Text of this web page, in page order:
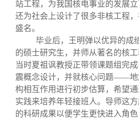
站工程，为我国核电事业的发展
还为社会上设计了很多非核工程
盛名。
毕业后，王明弹以优异的成
的硕士研究生，并师从著名的核工
当时夏祖讽教授正带领课题组完
震概念设计，并就核心问题——地
构相互作用进行初步估算，希望
实践来培养年轻接班人。导师这
的科研成果以便学生更快进入角